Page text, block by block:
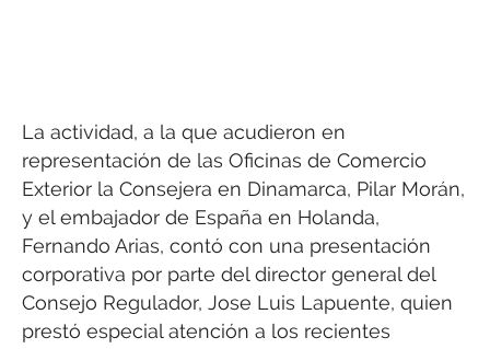
La actividad, a la que acudieron en
representación de las Oficinas de Comercio
Exterior la Consejera en Dinamarca, Pilar Morán,
y el embajador de España en Holanda,
Fernando Arias, contó con una presentación
corporativa por parte del director general del
Consejo Regulador, Jose Luis Lapuente, quien
prestó especial atención a los recientes